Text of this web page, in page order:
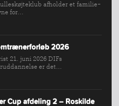
afholder et familie-
for...
2026
21. juni 2026 DIFs
er det...
Cup afdeling 2 – Roskilde